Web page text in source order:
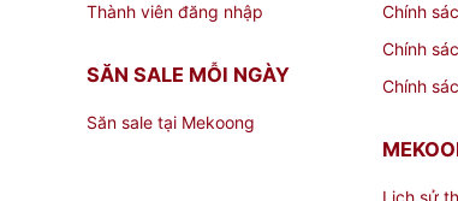
Màu sắc
Phong cách
Trang
Địa chỉ Mua Tô sứ sứ
Thành viên đăng nhập
SĂN SALE MỖI NGÀY
Săn sale tại Mekoong
Chính
Chính
Chính
Lịch sử